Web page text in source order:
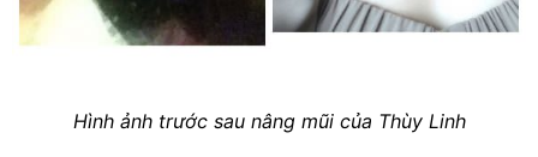
Hình ảnh trước sau nâng mũi của Thùy Linh